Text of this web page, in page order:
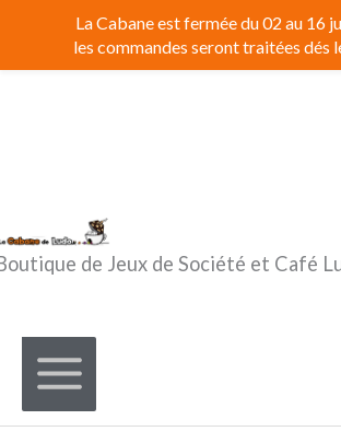
contenu
de Jeux de Société et Café
La Cabane est fermée du 02 au 16
les commandes seront traitées dés